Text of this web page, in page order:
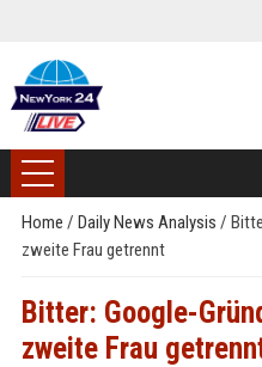
Home / Daily News Analysis /
zweite Frau getrennt
Bitter: Google-
zweite Frau